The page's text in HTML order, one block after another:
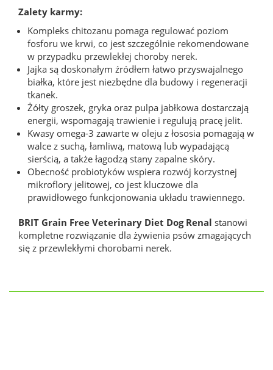
Zalety karmy:
Kompleks chitozanu pomaga regulować poziom
fosforu we krwi, co jest szczególnie rekomendowane
w przypadku przewlekłej choroby nerek.
Jajka są doskonałym źródłem łatwo przyswajalnego
białka, które jest niezbędne dla budowy i regeneracji
tkanek.
Żółty groszek, gryka oraz pulpa jabłkowa dostarczają
energii, wspomagają trawienie i regulują pracę jelit.
Kwasy omega-3 zawarte w oleju z łososia pomagają w
walce z suchą, łamliwą, matową lub wypadającą
sierścią, a także łagodzą stany zapalne skóry.
Obecność probiotyków wspiera rozwój korzystnej
mikroflory jelitowej, co jest kluczowe dla
prawidłowego funkcjonowania układu trawiennego.
BRIT Grain Free Veterinary Diet Dog Renal stanowi
kompletne rozwiązanie dla żywienia psów zmagających
się z przewlekłymi chorobami nerek.